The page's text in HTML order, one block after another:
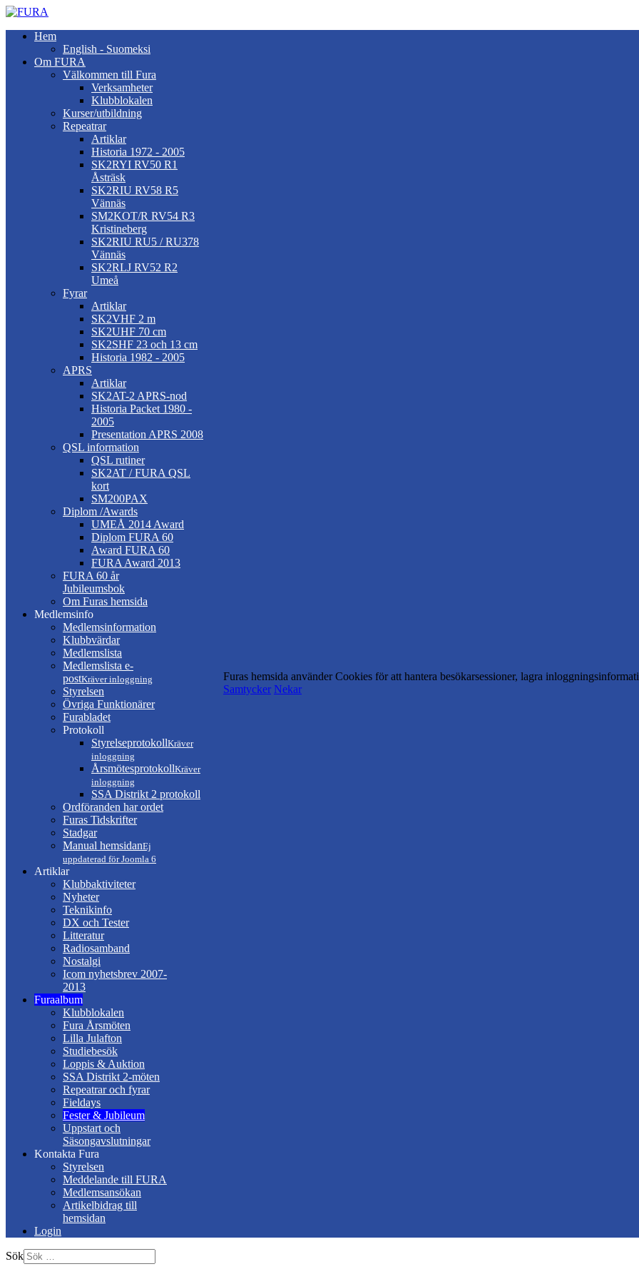
Hem
English - Suomeksi
Om FURA
Välkommen till Fura
Verksamheter
Klubblokalen
Kurser/utbildning
Repeatrar
Artiklar
Historia 1972 - 2005
SK2RYI RV50 R1
Åsträsk
SK2RIU RV58 R5
Vännäs
SM2KOT/R RV54 R3
Kristineberg
SK2RIU RU5 / RU378
Vännäs
SK2RLJ RV52 R2
Umeå
Fyrar
Artiklar
SK2VHF 2 m
SK2UHF 70 cm
SK2SHF 23 och 13 cm
Historia 1982 - 2005
APRS
Artiklar
SK2AT-2 APRS-nod
Historia Packet 1980 -
2005
Presentation APRS 2008
QSL information
QSL rutiner
SK2AT / FURA QSL
kort
SM200PAX
Diplom /Awards
UMEÅ 2014 Award
Diplom FURA 60
Award FURA 60
FURA Award 2013
FURA 60 år
Jubileumsbok
Om Furas hemsida
Medlemsinfo
Medlemsinformation
Klubbvärdar
Medlemslista
Medlemslista e-
postKräver inloggning
Styrelsen
Övriga Funktionärer
Furabladet
Protokoll
StyrelseprotokollKräver
inloggning
ÅrsmötesprotokollKräver
inloggning
SSA Distrikt 2 protokoll
Ordföranden har ordet
Furas Tidskrifter
Stadgar
Manual hemsidanEj
uppdaterad för Joomla 6
Artiklar
Klubbaktiviteter
Nyheter
Teknikinfo
DX och Tester
Litteratur
Radiosamband
Nostalgi
Icom nyhetsbrev 2007-
2013
Furaalbum
Klubblokalen
Fura Årsmöten
Lilla Julafton
Studiebesök
Loppis & Auktion
SSA Distrikt 2-möten
Repeatrar och fyrar
Fieldays
Fester & Jubileum
Uppstart och
Säsongavslutningar
Kontakta Fura
Styrelsen
Meddelande till FURA
Medlemsansökan
Artikelbidrag till
hemsidan
Login
Sök
Furas hemsida använder Cookies för att hantera besökarsessioner, lagra
Samtycker Nekar